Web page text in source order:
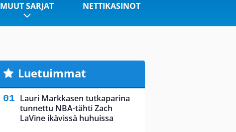
MUUT SARJAT NETTIKASINOT
Luetuimmat
Lauri Markkasen tutkaparina
tunnettu NBA-tähti Zach
LaVine ikävissä huhuissa